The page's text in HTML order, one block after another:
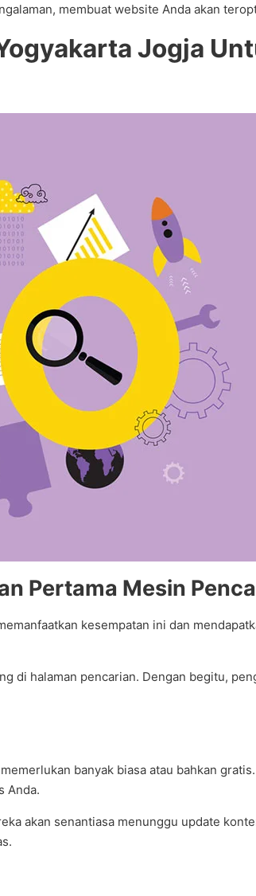
membuat website Anda akan
Jogja
Pertama Mesin
kesempatan ini dan
di halaman pencarian. Dengan begitu,
banyak biasa atau bahkan
Anda.
akan senantiasa menunggu update